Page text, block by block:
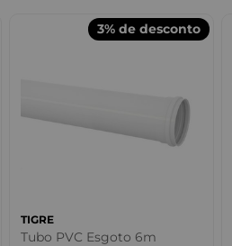
3% de desconto
TIGRE
Tubo PVC Esgoto 6m